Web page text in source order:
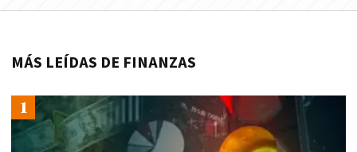
MÁS LEÍDAS DE FINANZAS